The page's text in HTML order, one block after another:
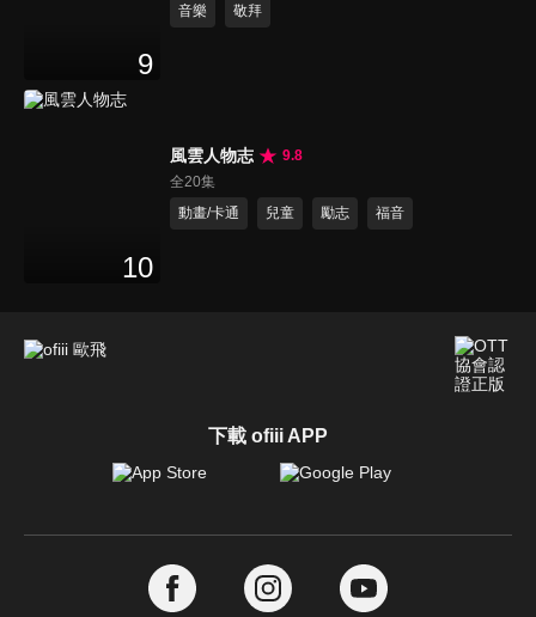
9
音樂
敬拜
10
風雲人物志
9.8
全20集
動畫/卡通
兒童 勵志 福音
下載 ofiii APP